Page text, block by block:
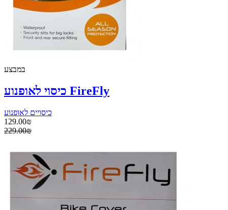
במבצע
כיסוי לאופנוע FireFly
כיסויים לאופנוע
129.00₪
229.00₪